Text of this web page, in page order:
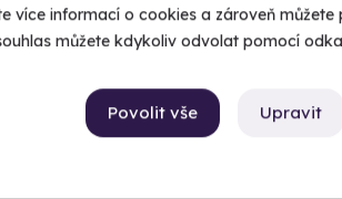
více informací o cookies a zároveň můžete
můžete kdykoliv odvolat pomocí
Upravit
Povolit vše